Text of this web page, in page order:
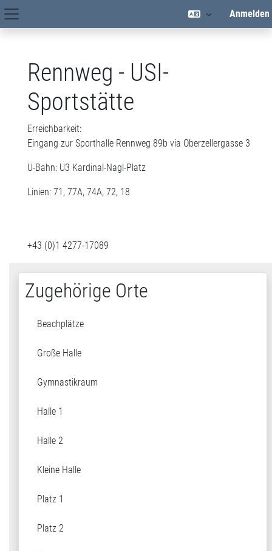
Zum Hauptinhalt
Hauptnavigation
Anmelden
Rennweg - USI-
Sportstätte
Erreichbarkeit:
Eingang zur Sporthalle Rennweg 89b via Oberzellergasse 3
U-Bahn: U3 Kardinal-Nagl-Platz
Linien: 71, 77A, 74A, 72, 18
+43 (0)1 4277-17089
Zugehörige Orte
Beachplätze
Große Halle
Gymnastikraum
Halle 1
Halle 2
Kleine Halle
Platz 1
Platz 2